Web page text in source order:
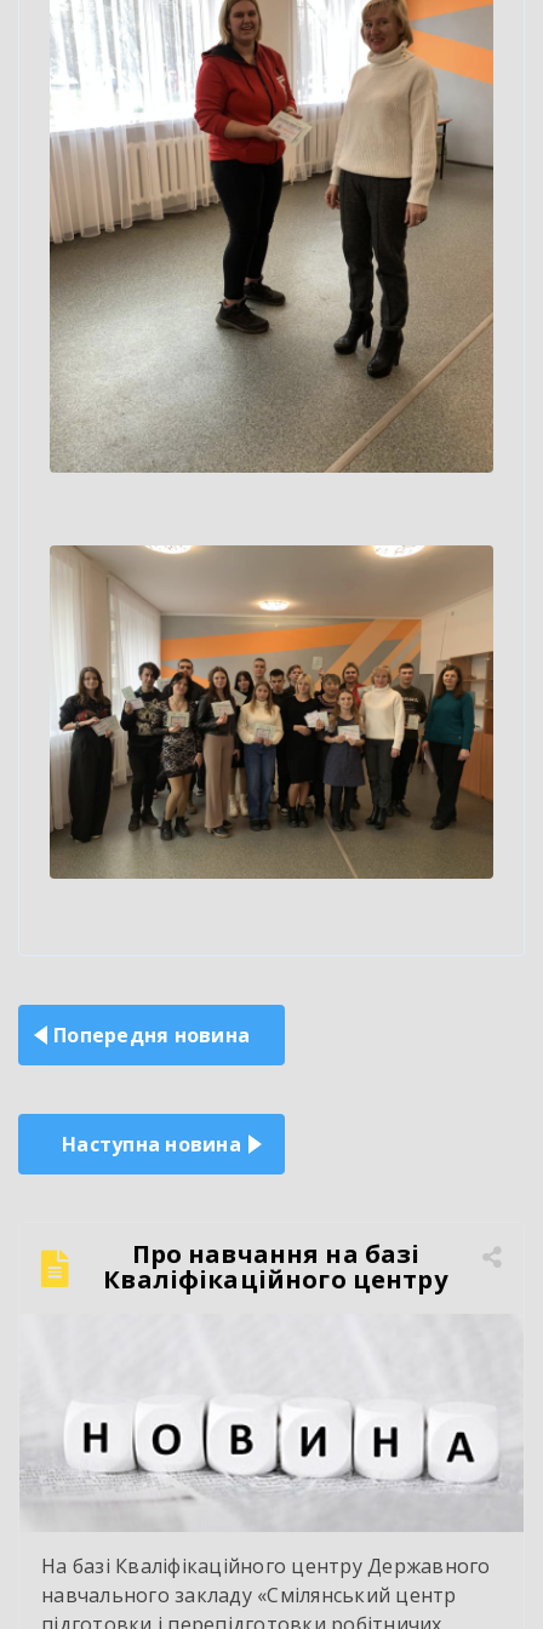
Навігація
записів
Попередня новина
Наступна новина
Про навчання на базі
Кваліфікаційного центру
На базі Кваліфікаційного центру Державного
навчального закладу «Смілянський центр
підготовки і перепідготовки робітничих